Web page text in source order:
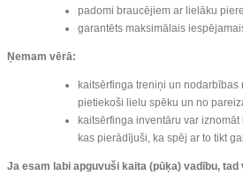
padomi braucējiem ar lielāku
garantēts maksimālais
Ņemam vērā:
kaitsērfinga treniņi un nodarbības
pietiekoši lielu spēku un no
kaitsērfinga inventāru var
kas pierādījuši, ka spēj ar to tikt
Ja esam labi apguvuši kaita (pūķa) vadību, tad